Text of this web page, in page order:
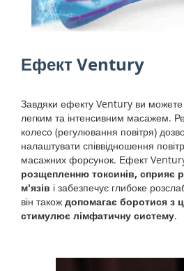
Ефект Ventury
Завдяки ефекту Ventury ви
легким та інтенсивним масажем.
колесо (регулювання повітря)
налаштувати співвідношення
масажних форсунок. Ефект
розщепленню токсинів, сприяє
м'язів і забезпечує глибоке
він також допомагає боротися з
стимулює лімфатичну систему.